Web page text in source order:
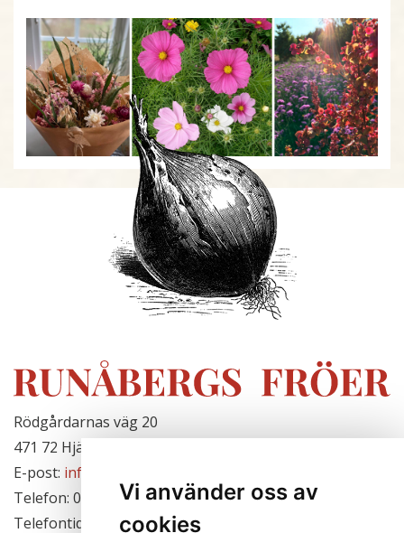
Vi använder oss av
cookies
Rödgårdarnas väg 20
471 72 Hjälteby, Sverige
E-post: info@runabergsfroer.se
Telefon: 0303-777140
Telefontid: Stängt för säsongen